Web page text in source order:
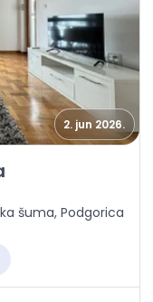
2. jun 2026.
šuma
šuma, Podgorica